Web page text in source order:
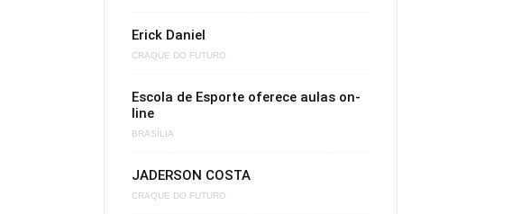
Erick Daniel
CRAQUE DO FUTURO
Escola de Esporte oferece aulas on-
line
BRASÍLIA
JADERSON COSTA
CRAQUE DO FUTURO